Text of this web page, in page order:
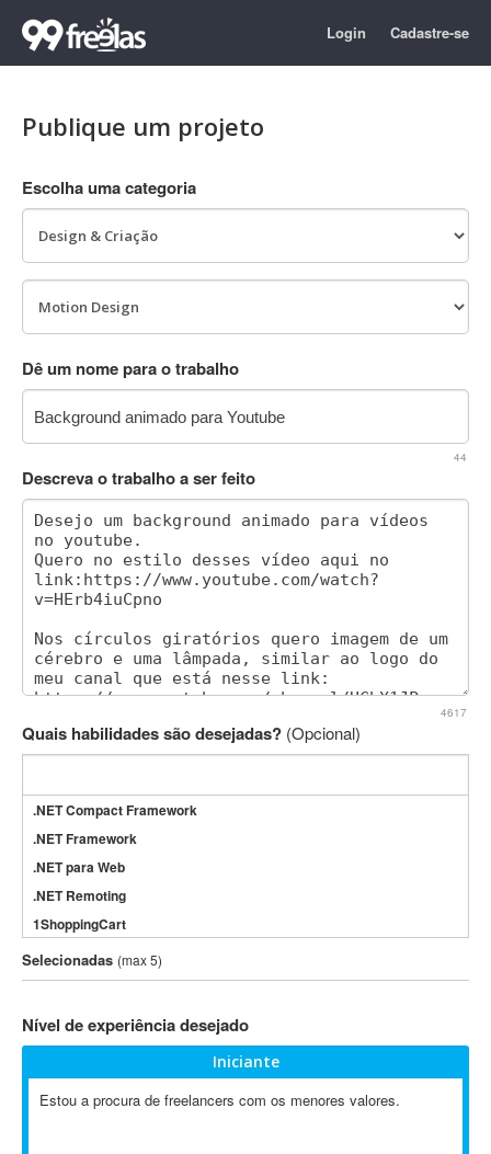
Login Cadastre-se
Publique um projeto
Escolha uma categoria
Dê um nome para o trabalho
44
Descreva o trabalho a ser feito
4617
Quais habilidades são desejadas? (Opcional)
.NET Compact Framework
.NET Framework
.NET para Web
.NET Remoting
1ShoppingCart
3DS Max
3GSM
802.11
A-GPS
Selecionadas (max 5)
Nível de experiência desejado
Iniciante
Estou a procura de freelancers com os menores valores.